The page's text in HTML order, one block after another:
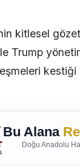
kitlesel
Trump
kestiği
Bu Alana
Doğu Anadolu